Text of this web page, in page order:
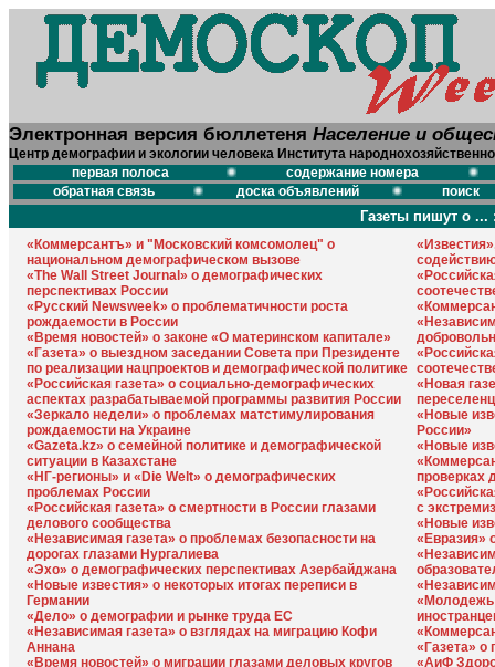
Электронная версия бюллетеня Население и
Центр демографии и экологии человека Института
первая полоса
содержание номера
обратная связь
доска объявлений поиск
Газеты пишут о ...
«Коммерсантъ» и "Московский комсомолец" о
национальном демографическом вызове
«The Wall Street Journal» о демографических
перспективах России
«Русский Newsweek» о проблематичности роста
рождаемости в России
«Время новостей» о законе «О материнском капитале»
«Газета» о выездном заседании Совета при Президенте
по реализации нацпроектов и демографической политике
«Российская газета» о социально-демографических
аспектах разрабатываемой программы развития России
«Зеркало недели» о проблемах матстимулирования
рождаемости на Украине
«Gazeta.kz» о семейной политике и демографической
ситуации в Казахстане
«НГ-регионы» и «Die Welt» о демографических
проблемах России
«Российская газета» о смертности в России глазами
делового сообщества
«Независимая газета» о проблемах безопасности на
дорогах глазами Нургалиева
«Эхо» о демографических перспективах Азербайджана
«Новые известия» о некоторых итогах переписи в
Германии
«Дело» о демографии и рынке труда ЕС
«Независимая газета» о взглядах на миграцию Кофи
Аннана
«Время новостей» о миграции глазами деловых кругов
«Новая
«Новые
России»
«Новые
проверках
с
«Новые
«Евразия»
«Молодежь
«Газета» о
«АиФ